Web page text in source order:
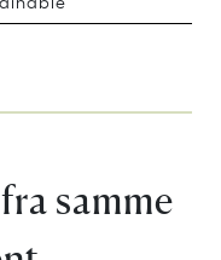
samme